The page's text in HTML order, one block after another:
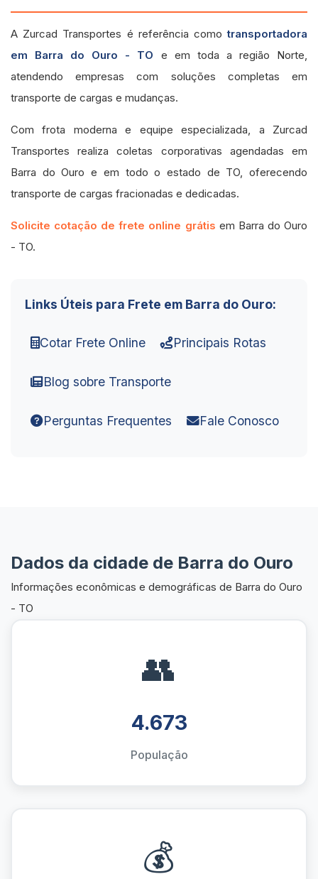
A Zurcad Transportes é referência comotransportadora
em Barra do Ouro - TO e em toda a região Norte,
atendendo empresas com soluções completas em
transporte de cargas e mudanças.
Com frota moderna e equipe especializada, a Zurcad
Transportes realiza coletas corporativas agendadas em
Barra do Ouro e em todo o estado de TO, oferecendo
transporte de cargas fracionadas e dedicadas.
Solicite cotação de frete online grátis em Barra do Ouro
- TO.
Links Úteis para Frete em Barra do Ouro:
Cotar Frete Online Principais Rotas
Blog sobre Transporte
Perguntas Frequentes Fale Conosco
Dados da cidade de Barra do Ouro
Informações econômicas e demográficas de Barra do Ouro
- TO
👥
4.673
População
💰